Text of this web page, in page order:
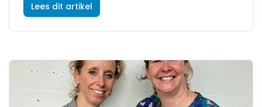
Lees dit artikel